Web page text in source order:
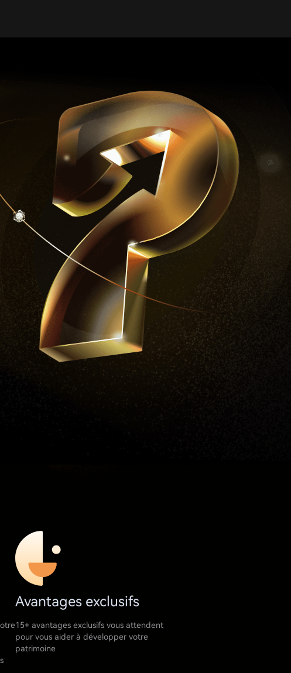
Avantages exclusifs
15+ avantages exclusifs vous attendent
pour vous aider à développer votre
patrimoine